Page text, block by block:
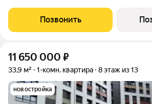
-Высота потолков 2.7 м. Все окна выходят
квартире один
Позвонить
11 650 000 ₽
33,9 м² 1-комн. квартира 8 этаж из 13
новостройка